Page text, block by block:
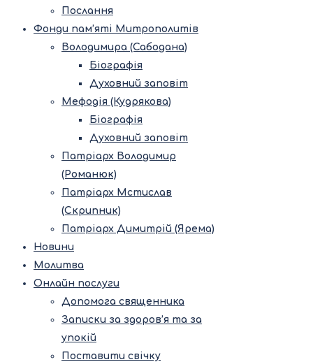
Послання
Фонди пам’яті Митрополитів
Володимира (Сабодана)
Біографія
Духовний заповіт
Мефодія (Кудрякова)
Біографія
Духовний заповіт
Патріарх Володимир
(Романюк)
Патріарх Мстислав
(Скрипник)
Патріарх Димитрій (Ярема)
Новини
Молитва
Онлайн послуги
Допомога священника
Записки за здоров’я та за
упокій
Поставити свічку